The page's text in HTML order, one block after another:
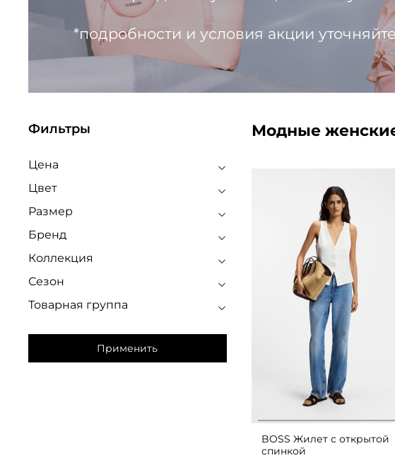
*подробности и условия акции
Модные
BOSS Жилет с открытой
спинкой
Фильтры
Цена
Цвет
Размер
Бренд
Коллекция
Сезон
Товарная группа
Применить